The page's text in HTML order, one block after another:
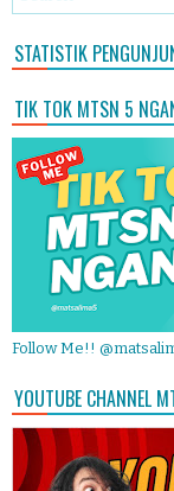
STATISTIK
TIK TOK MTSN 5
Follow Me!!
YOUTUBE CHANNEL